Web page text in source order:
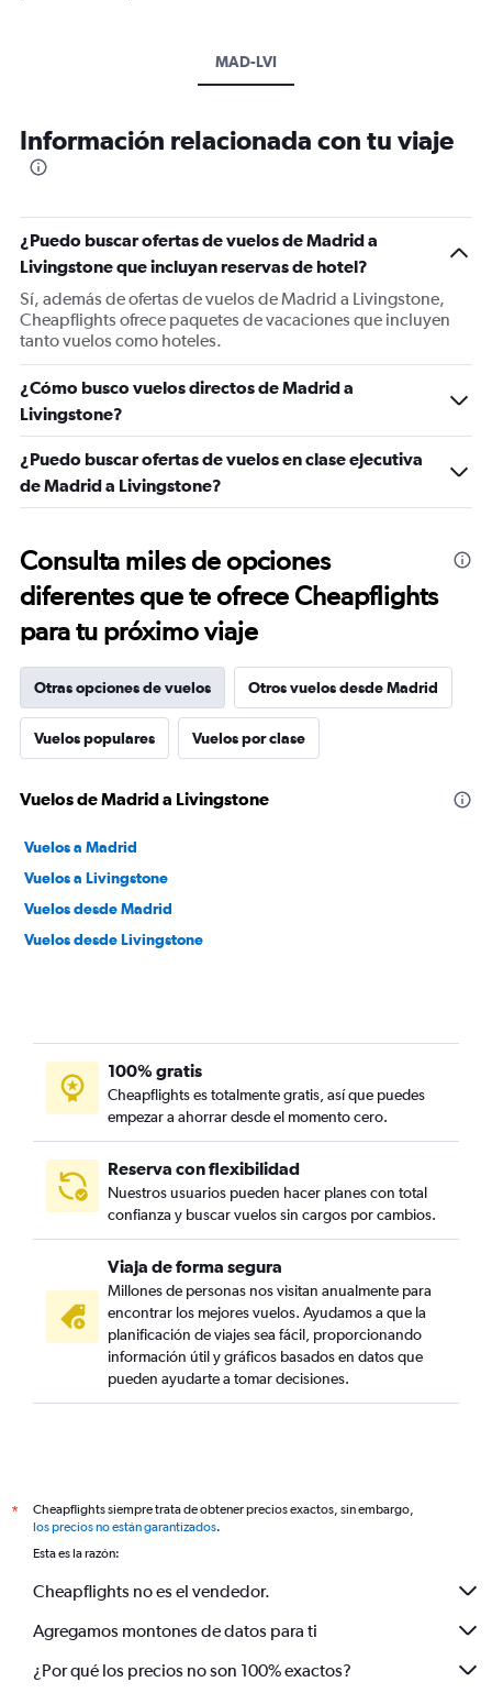
MAD-LVI
Información relacionada con tu viaje
¿Puedo buscar ofertas de vuelos de Madrid a
Livingstone que incluyan reservas de hotel?
Sí, además de ofertas de vuelos de Madrid a Livingstone,
Cheapflights ofrece paquetes de vacaciones que incluyen
tanto vuelos como hoteles.
¿Cómo busco vuelos directos de Madrid a
Livingstone?
¿Puedo buscar ofertas de vuelos en clase ejecutiva
de Madrid a Livingstone?
Consulta miles de opciones
diferentes que te ofrece Cheapflights
para tu próximo viaje
Otras opciones de vuelos Otros vuelos desde Madrid
Vuelos populares Vuelos por clase
Vuelos de Madrid a Livingstone
Vuelos a Madrid
Vuelos a Livingstone
Vuelos desde Madrid
Vuelos desde Livingstone
100% gratis
Cheapflights es totalmente gratis, así que puedes
empezar a ahorrar desde el momento cero.
Reserva con flexibilidad
Nuestros usuarios pueden hacer planes con total
confianza y buscar vuelos sin cargos por cambios.
Viaja de forma segura
Millones de personas nos visitan anualmente para
encontrar los mejores vuelos. Ayudamos a que la
planificación de viajes sea fácil, proporcionando
información útil y gráficos basados en datos que
pueden ayudarte a tomar decisiones.
*
Cheapflights siempre trata de obtener precios exactos, sin embargo,
los precios no están garantizados.
Esta es la razón:
Cheapflights no es el vendedor.
Agregamos montones de datos para ti
¿Por qué los precios no son 100% exactos?